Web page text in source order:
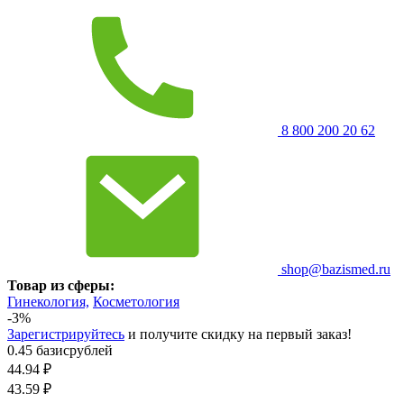
8 800 200 20 62
shop@bazismed.ru
Товар из сферы:
Гинекология, Косметология
-3%
Зарегистрируйтесь и получите скидку на первый заказ!
0.45 базисрублей
44.94 ₽
43.59 ₽